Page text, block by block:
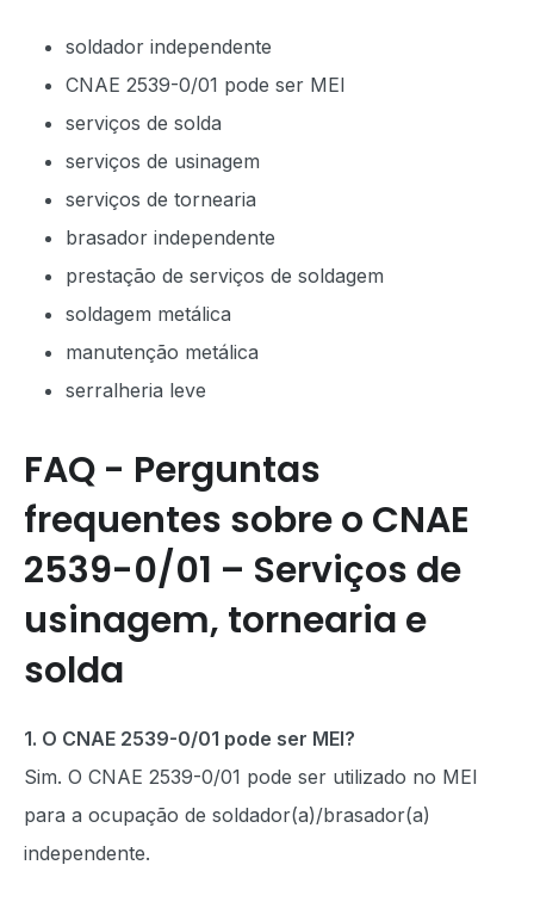
soldador independente
CNAE 2539-0/01 pode ser MEI
serviços de solda
serviços de usinagem
serviços de tornearia
brasador independente
prestação de serviços de soldagem
soldagem metálica
manutenção metálica
serralheria leve
FAQ - Perguntas
frequentes sobre o CNAE
2539-0/01 – Serviços de
usinagem, tornearia e
solda
1. O CNAE 2539-0/01 pode ser MEI?
Sim. O CNAE 2539-0/01 pode ser utilizado no MEI
para a ocupação de soldador(a)/brasador(a)
independente.